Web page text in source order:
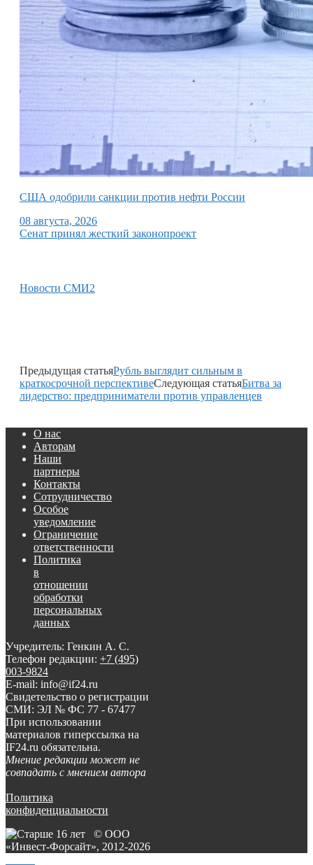
США одобрили санкции против нефти России
08 августа, 2026
Сенат принял жесткий законопроект
Новости СМИ2
Предыдущая статьяРубль выглядит сильным в
краткосрочной перспективеСледующая статьяБитва за
лидерство: предприниматели против управленцев
О нас
Авторам
Наши
партнеры
Контакты
Сотрудничество
Особое
уведомление
Ограничение
ответственности
Политика
в
отношении
обработки
персональных
данных
Учредитель: Генкин А. С.
Телефон редакции: +7 (495)
003-9824
E-mail: info@if24.ru
Свидетельство о регистрации
СМИ: ЭЛ № ФС 77 - 67477
При использовании
материалов гиперссылка на
IF24.ru обязательна.
Мнение редакции может не
совпадать с мнением автора
Политика
конфиденциальности
© ООО
«Инвест-Форсайт», 2012-2026